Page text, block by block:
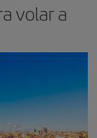
volar a